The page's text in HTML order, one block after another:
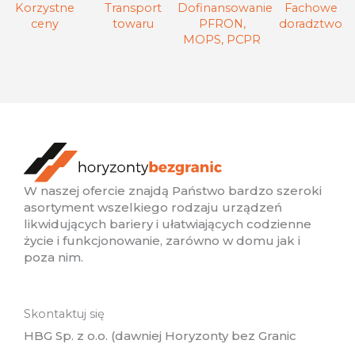
Korzystne
ceny
Transport
towaru
Dofinansowanie
PFRON,
MOPS, PCPR
Fachowe
doradztwo
W naszej ofercie znajdą Państwo bardzo szeroki
asortyment wszelkiego rodzaju urządzeń
likwidujących bariery i ułatwiających codzienne
życie i funkcjonowanie, zarówno w domu jak i
poza nim.
Skontaktuj się
HBG Sp. z o.o. (dawniej Horyzonty bez Granic